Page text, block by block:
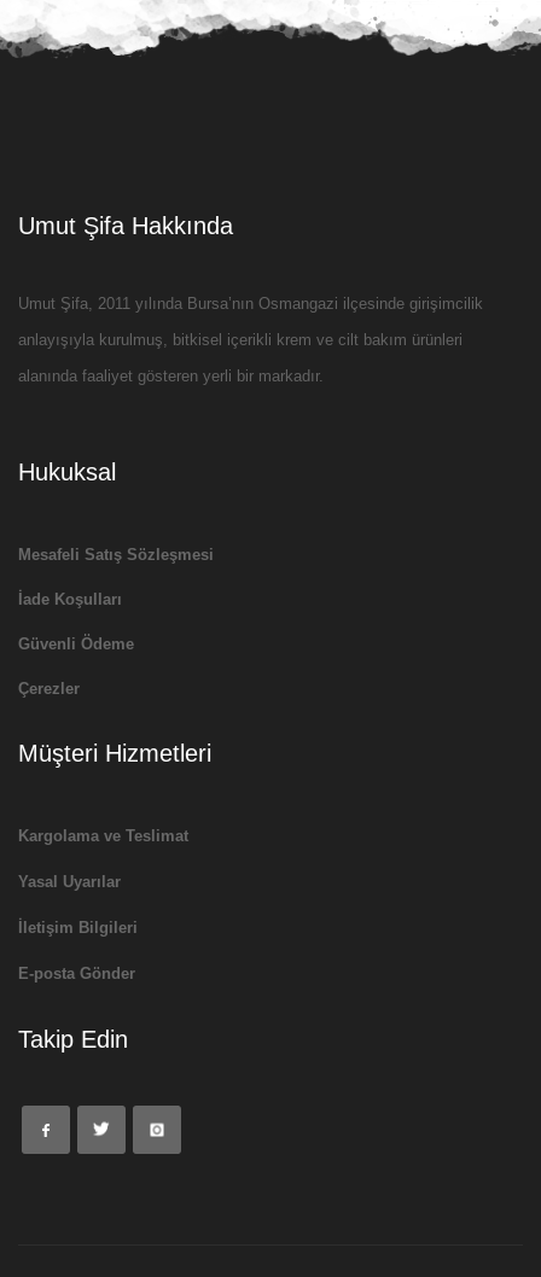
Umut Şifa Hakkında
Umut Şifa, 2011 yılında Bursa’nın Osmangazi ilçesinde girişimcilik
anlayışıyla kurulmuş, bitkisel içerikli krem ve cilt bakım ürünleri
alanında faaliyet gösteren yerli bir markadır.
Hukuksal
Mesafeli Satış Sözleşmesi
İade Koşulları
Güvenli Ödeme
Çerezler
Müşteri Hizmetleri
Kargolama ve Teslimat
Yasal Uyarılar
İletişim Bilgileri
E-posta Gönder
Takip Edin